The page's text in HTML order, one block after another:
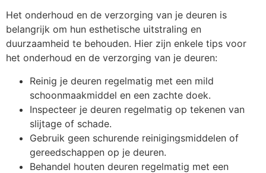
Het onderhoud en de verzorging van je deuren is
belangrijk om hun esthetische uitstraling en
duurzaamheid te behouden. Hier zijn enkele tips voor
het onderhoud en de verzorging van je deuren:
Reinig je deuren regelmatig met een mild
schoonmaakmiddel en een zachte doek.
Inspecteer je deuren regelmatig op tekenen van
slijtage of schade.
Gebruik geen schurende reinigingsmiddelen of
gereedschappen op je deuren.
Behandel houten deuren regelmatig met een